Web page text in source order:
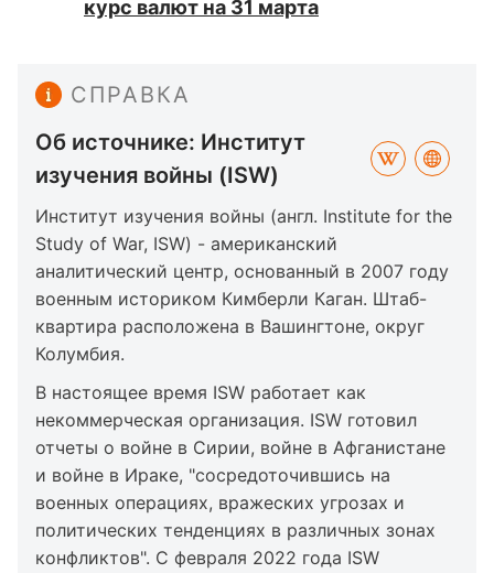
курс валют на 31 марта
СПРАВКА
Об источнике: Институт
изучения войны (ISW)
Институт изучения войны (англ. Institute for the
Study of War, ISW) - американский
аналитический центр, основанный в 2007 году
военным историком Кимберли Каган. Штаб-
квартира расположена в Вашингтоне, округ
Колумбия.
В настоящее время ISW работает как
некоммерческая организация. ISW готовил
отчеты о войне в Сирии, войне в Афганистане
и войне в Ираке, "сосредоточившись на
военных операциях, вражеских угрозах и
политических тенденциях в различных зонах
конфликтов". С февраля 2022 года ISW